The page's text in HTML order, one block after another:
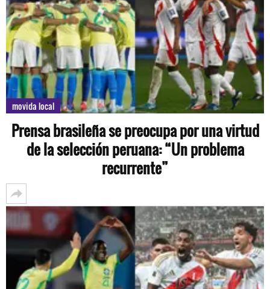
movida local
Prensa brasileña se preocupa por una virtud
de la selección peruana: “Un problema
recurrente”